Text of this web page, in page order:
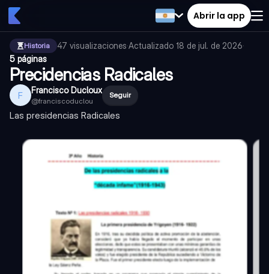
Abrir la app
Historia 47 visualizaciones·Actualizado 18 de jul. de 2026·
5 páginas
Precidencias Radicales
F Francisco Ducloux
@franciscoduclou
Seguir
Las presidencias Radicales